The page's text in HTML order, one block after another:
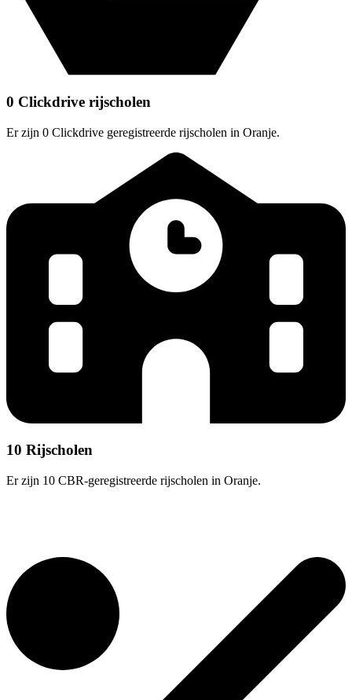
0 Clickdrive rijscholen
Er zijn 0 Clickdrive geregistreerde rijscholen in Oranje.
10 Rijscholen
Er zijn 10 CBR-geregistreerde rijscholen in Oranje.